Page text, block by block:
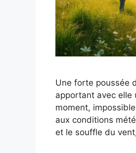
Une forte poussée
apportant avec elle
moment,
aux conditions
et le souffle du